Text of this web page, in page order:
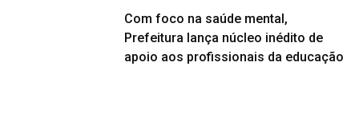
Com foco na saúde mental,
Prefeitura lança núcleo inédito de
apoio aos profissionais da educação